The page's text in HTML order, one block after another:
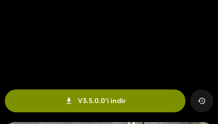
V3.5.0.0'i indir